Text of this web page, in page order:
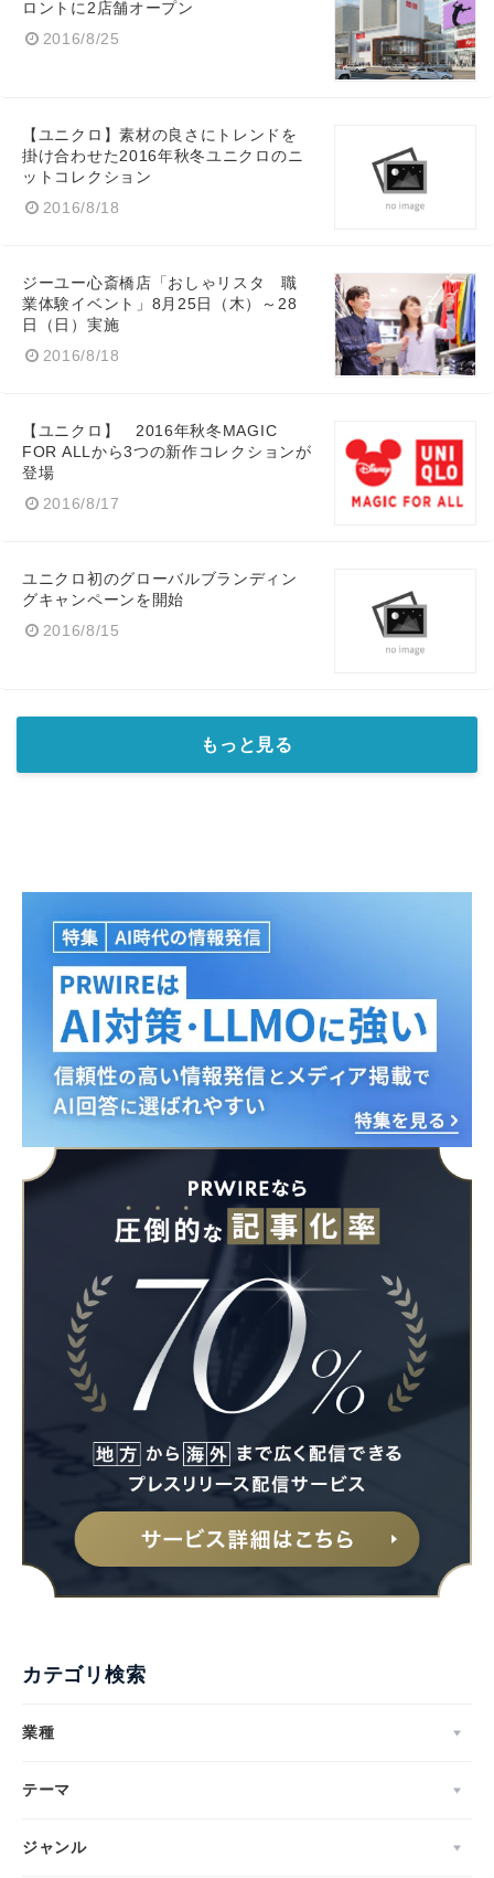
ロントに2店舗オープン
2016/8/25
【ユニクロ】素材の良さにトレンドを
掛け合わせた2016年秋冬ユニクロのニ
ットコレクション
2016/8/18
ジーユー心斎橋店「おしゃリスタ 職
業体験イベント」8月25日（木）～28
日（日）実施
2016/8/18
【ユニクロ】 2016年秋冬MAGIC
FOR ALLから3つの新作コレクションが
登場
2016/8/17
ユニクロ初のグローバルブランディン
グキャンペーンを開始
2016/8/15
もっと見る
カテゴリ検索
業種
テーマ
ジャンル
English